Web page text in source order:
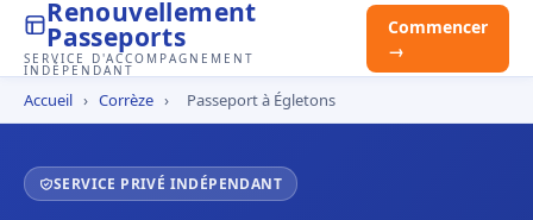
Renouvellement
Passeports
SERVICE D'ACCOMPAGNEMENT
INDÉPENDANT
Commencer
→
Accueil › Corrèze › Passeport à Égletons
SERVICE PRIVÉ INDÉPENDANT